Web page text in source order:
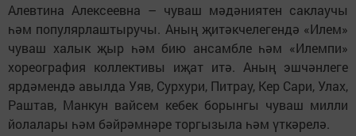
Алевтина Алексеевна – чуваш мәдәниятен саклаучы
һәм популярлаштыручы. Аның җитәкчелегендә «Илем»
чуваш халык җыр һәм бию ансамбле һәм «Илемпи»
хореография коллективы иҗат итә. Аның эшчәнлеге
ярдәмендә авылда Уяв, Сурхури, Питрау, Кер Сари, Улах,
Раштав, Манкун вайсем кебек борынгы чуваш милли
йолалары һәм бәйрәмнәре торгызыла һәм үткәрелә.